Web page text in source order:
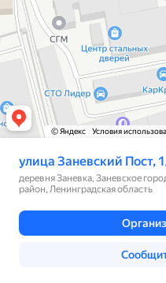
© Яндекс Условия
улица Заневский Пост,
деревня Заневка, Заневское
район, Ленинградская область